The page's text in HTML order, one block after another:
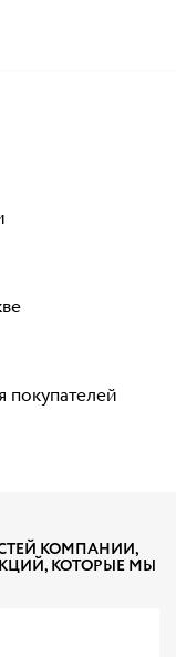
покупателей
КОМПАНИИ,
КОТОРЫЕ МЫ